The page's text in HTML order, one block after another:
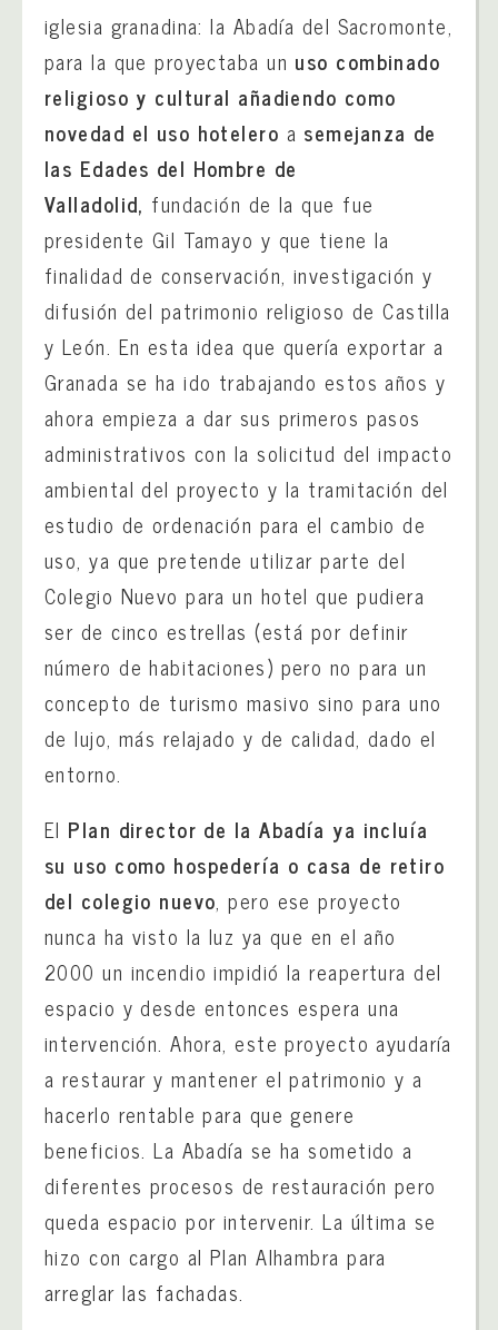
iglesia granadina: la Abadía del Sacromonte,
para la que proyectaba un uso combinado
religioso y cultural añadiendo como
novedad el uso hotelero a semejanza de
las Edades del Hombre de
Valladolid, fundación de la que fue
presidente Gil Tamayo y que tiene la
finalidad de conservación, investigación y
difusión del patrimonio religioso de Castilla
y León. En esta idea que quería exportar a
Granada se ha ido trabajando estos años y
ahora empieza a dar sus primeros pasos
administrativos con la solicitud del impacto
ambiental del proyecto y la tramitación del
estudio de ordenación para el cambio de
uso, ya que pretende utilizar parte del
Colegio Nuevo para un hotel que pudiera
ser de cinco estrellas (está por definir
número de habitaciones) pero no para un
concepto de turismo masivo sino para uno
de lujo, más relajado y de calidad, dado el
entorno.
El Plan director de la Abadía ya incluía
su uso como hospedería o casa de retiro
del colegio nuevo, pero ese proyecto
nunca ha visto la luz ya que en el año
2000 un incendio impidió la reapertura del
espacio y desde entonces espera una
intervención. Ahora, este proyecto ayudaría
a restaurar y mantener el patrimonio y a
hacerlo rentable para que genere
beneficios. La Abadía se ha sometido a
diferentes procesos de restauración pero
queda espacio por intervenir. La última se
hizo con cargo al Plan Alhambra para
arreglar las fachadas.